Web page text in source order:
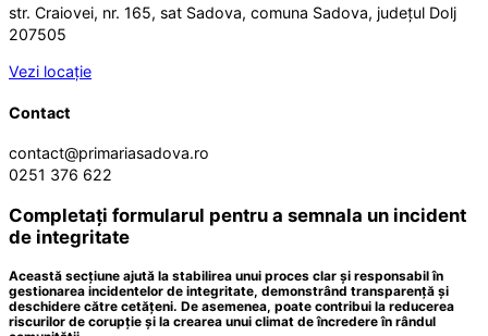
str. Craiovei, nr. 165, sat Sadova, comuna Sadova, județul Dolj
207505
Vezi locație
Contact
contact@primariasadova.ro
0251 376 622
Completați formularul pentru a semnala un incident
de integritate
Această secțiune ajută la stabilirea unui proces clar și responsabil în
gestionarea incidentelor de integritate, demonstrând transparență și
deschidere către cetățeni. De asemenea, poate contribui la reducerea
riscurilor de corupție și la crearea unui climat de încredere în rândul